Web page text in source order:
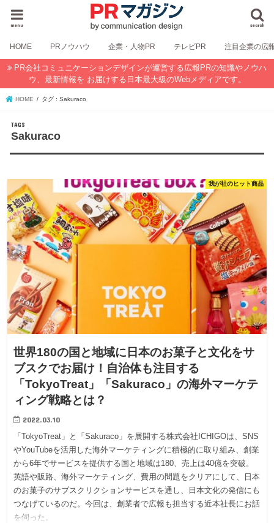
search
menu
HOME PRノウハウ 企業・人物PR テレビPR 注目企業の広
PR会社コミュニケーションデザインが運営する広報PRの知識やノウハ
ウ、最新情報を お届けする日本最大級のWebメディアです。
HOME タグ : Sakuraco
Sakuraco
我が社のヒット商品
世界180の国と地域に日本のお菓子と文化をサ
ブスクでお届け！自治体も注目する
「TokyoTreat」「Sakuraco」の海外マーケテ
ィング戦略とは？
2022.03.10
「TokyoTreat」と「Sakuraco」を展開する株式会社ICHIGOは、SNS
やYouTubeを活用した海外マーケティングに積極的に取り組み、創業
から6年でサービスを提供する国と地域は180、売上は40億を突破。
英語や販路、海外マーケティング、費用の問題をクリアにして、日本
のお菓子のサブスクリクションサービスを通し、日本文化の発信にも
つなげているのだ。今回は、創業者で広報も担当する近本社長にお話
を伺った。